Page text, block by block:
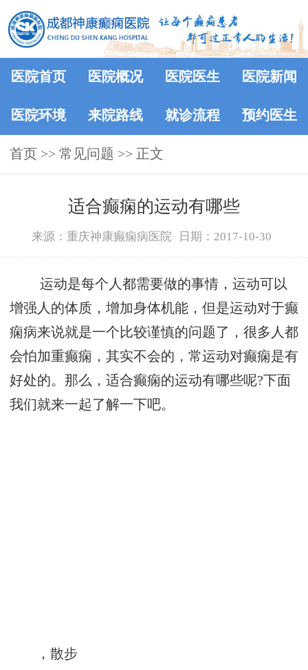
医院首页 医院概况 医院医生 医院新闻
医院环境 来院路线 就诊流程 预约医生
首页 >> 常见问题 >> 正文
适合癫痫的运动有哪些
来源：重庆神康癫痫病医院 日期：2017-10-30
运动是每个人都需要做的事情，运动可以
增强人的体质，增加身体机能，但是运动对于癫
痫病来说就是一个比较谨慎的问题了，很多人都
会怕加重癫痫，其实不会的，常运动对癫痫是有
好处的。那么，适合癫痫的运动有哪些呢?下面
我们就来一起了解一下吧。
，散步